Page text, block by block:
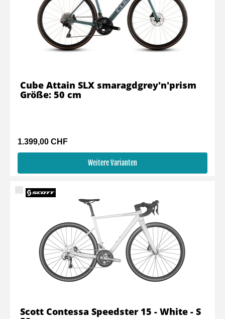
1.399,00 CHF
Weitere Varianten
Cube Attain SLX smaragdgrey'n'prism
Größe: 50 cm
Scott Contessa Speedster 15 - White - S